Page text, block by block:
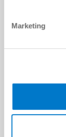
Marketing
diese.*